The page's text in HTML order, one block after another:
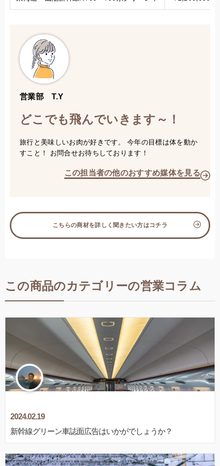
営業部 T.Y
どこでも飛んでいきます～！
旅行と美味しいお肉が好きです。 今年の目標は体を動か
すこと！ お問合せお待ちしております！
この担当者の他のおすすめ媒体を見る
こちらの商材を詳しく聞きたい方はコチラ
この商品のカテゴリーの営業コラム
2024.02.19
新幹線グリーン車誌面広告はいかがでしょうか？